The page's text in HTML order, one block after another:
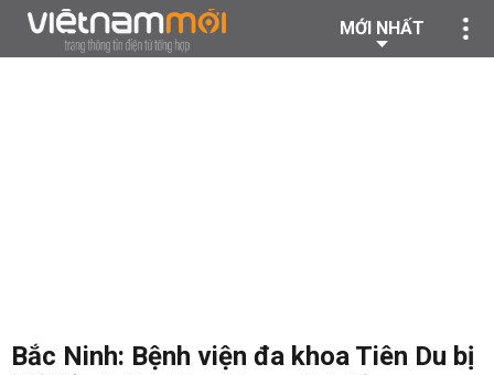
MỚI NHẤT
Bắc Ninh: Bệnh viện đa khoa Tiên Du bị